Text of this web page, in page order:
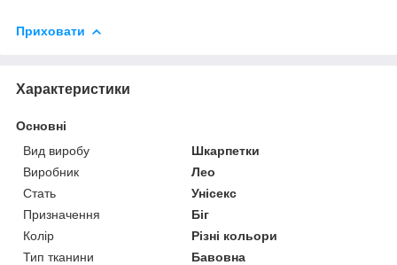
Приховати
Характеристики
Основні
Вид виробу
Шкарпетки
Виробник
Лео
Стать
Унісекс
Призначення
Біг
Колір
Різні кольори
Тип тканини
Бавовна